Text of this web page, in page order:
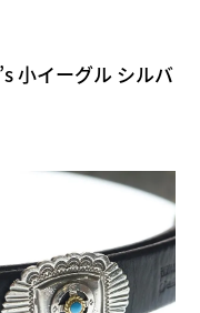
小イーグル シルバ